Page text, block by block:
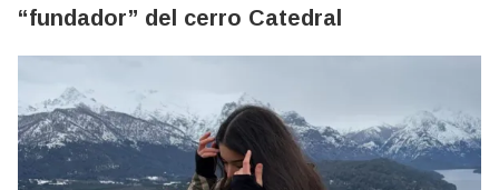
“fundador” del cerro Catedral